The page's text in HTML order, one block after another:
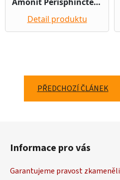
PŘEDCHOZÍ ČLÁNEK
Informace pro vás
Garantujeme pravost